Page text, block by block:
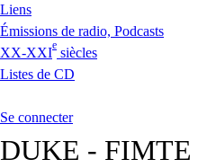
Liens
Émissions de radio, Podcasts
XX-XXI
e
siècles
Listes de CD
Se connecter
DUKE - FIMTE